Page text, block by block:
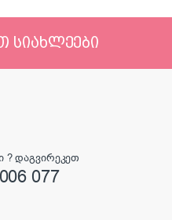
სიახლეები
? დაგვირეკეთ
077